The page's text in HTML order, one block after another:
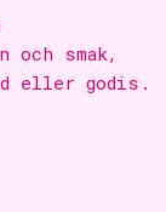
och smak,
eller godis.